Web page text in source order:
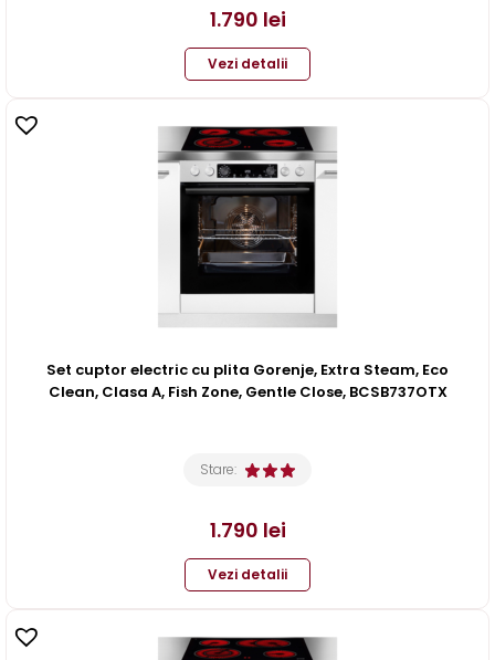
1.790 lei
Vezi detalii
Set cuptor electric cu plita Gorenje, Extra Steam, Eco
Clean, Clasa A, Fish Zone, Gentle Close, BCSB737OTX
Stare:
1.790 lei
Vezi detalii